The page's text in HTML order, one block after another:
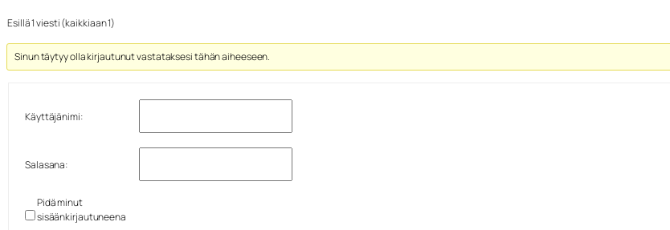
Esillä 1 viesti (kaikkiaan 1)
Sinun täytyy olla kirjautunut vastataksesi tähän aiheeseen.
Käyttäjänimi:
Salasana:
Pidä minut
sisäänkirjautuneena